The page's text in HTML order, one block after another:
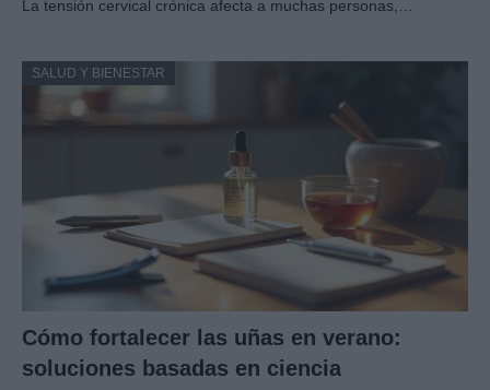
La tensión cervical crónica afecta a muchas personas,…
SALUD Y BIENESTAR
Cómo fortalecer las uñas en verano:
soluciones basadas en ciencia